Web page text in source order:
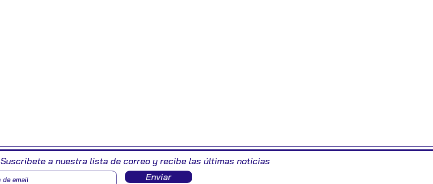
Suscribete a nuestra lista de correo y recibe las últimas noticias
Enviar